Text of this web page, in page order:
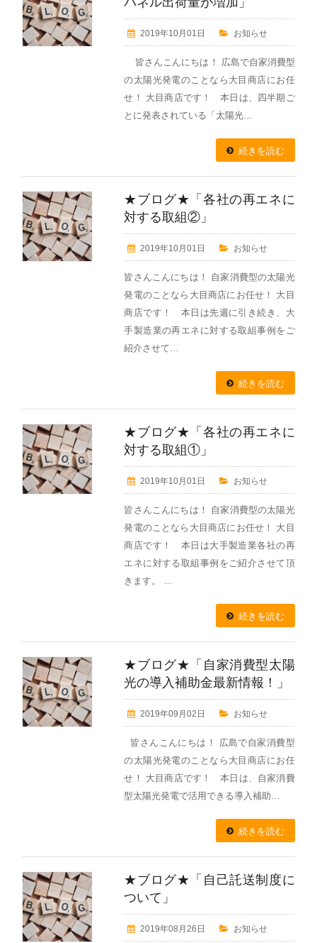
2019年10月01日 お知らせ
皆さんこんにちは！ 広島で自家消費型
の太陽光発電のことなら大目商店にお任
せ！ 大目商店です！ 本日は、四半期ご
とに発表されている「太陽光…
続きを読む
★ブログ★「各社の再エネに
対する取組②」
2019年10月01日 お知らせ
皆さんこんにちは！ 自家消費型の太陽光
発電のことなら大目商店にお任せ！ 大目
商店です！ 本日は先週に引き続き、大
手製造業の再エネに対する取組事例をご
紹介させて…
続きを読む
★ブログ★「各社の再エネに
対する取組①」
2019年10月01日 お知らせ
皆さんこんにちは！ 自家消費型の太陽光
発電のことなら大目商店にお任せ！ 大目
商店です！ 本日は大手製造業各社の再
エネに対する取組事例をご紹介させて頂
きます。 …
続きを読む
★ブログ★「自家消費型太陽
光の導入補助金最新情報！」
2019年09月02日 お知らせ
皆さんこんにちは！ 広島で自家消費型
の太陽光発電のことなら大目商店にお任
せ！ 大目商店です！ 本日は、自家消費
型太陽光発電で活用できる導入補助…
続きを読む
★ブログ★「自己託送制度に
ついて」
2019年08月26日 お知らせ